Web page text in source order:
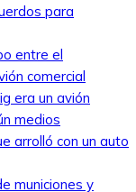
para
entre el
comercial
era un avión
medios
arrolló con un auto
municiones y